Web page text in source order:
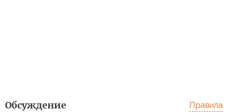
Обсуждение Правила